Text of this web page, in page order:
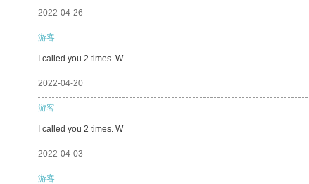
2022-04-26
游客
I called you 2 times. W
2022-04-20
游客
I called you 2 times. W
2022-04-03
游客